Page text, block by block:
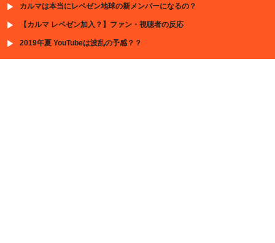
カルマは本当にレペゼン地球の新メンバーになるの？
【カルマ レペゼン加入？】ファン・視聴者の反応
2019年夏 YouTubeは波乱の予感？？